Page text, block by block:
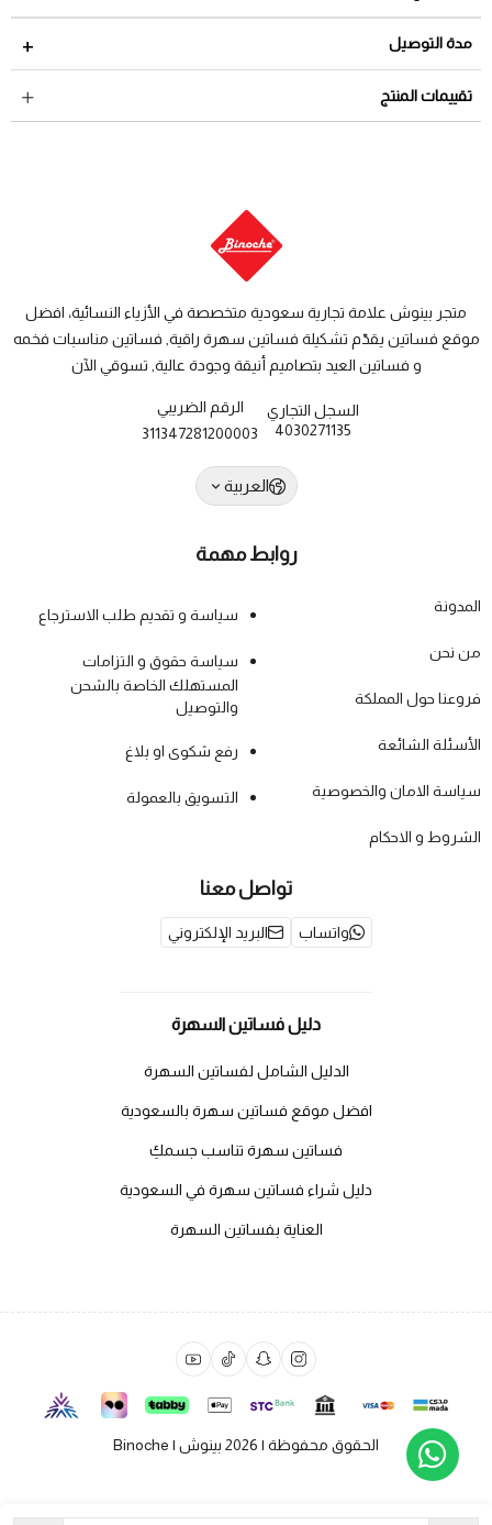
مدة الاسترجاع 2 أيام من تاريخ استلام الطلب
لمراجعة سياسة الاسترجاع عبر الرابط التالي
مدة التوصيل
داخل السعودية: من 3 الى 8 أيام عمل
تقييمات المنتج
متجر بينوش علامة تجارية سعودية متخصصة في الأزياء النسائية، افضل
موقع فساتين يقدّم تشكيلة فساتين سهرة راقية, فساتين مناسبات فخمه
و فساتين العيد بتصاميم أنيقة وجودة عالية, تسوقي الآن
السجل التجاري
4030271135
الرقم الضريبي
311347281200003
العربية
روابط مهمة
المدونة
من نحن
فروعنا حول المملكة
الأسئلة الشائعة
سياسة الامان والخصوصية
الشروط و الاحكام
سياسة و تقديم طلب الاسترجاع
سياسة حقوق و التزامات
المستهلك الخاصة بالشحن
والتوصيل
رفع شكوى او بلاغ
التسويق بالعمولة
تواصل معنا
واتساب البريد الإلكتروني
دليل فساتين السهرة
الدليل الشامل لفساتين السهرة
افضل موقع فساتين سهرة بالسعودية
فساتين سهرة تناسب جسمكِ
دليل شراء فساتين سهرة في السعودية
العناية بفساتين السهرة
الحقوق محفوظة | 2026 بينوش | Binoche